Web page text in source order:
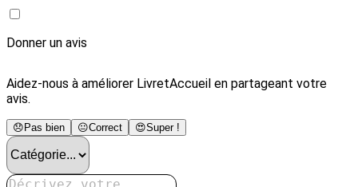
Donner un avis
Aidez-nous à améliorer LivretAccueil en partageant votre
avis.
😞 Pas bien 😐Correct 😍Super !